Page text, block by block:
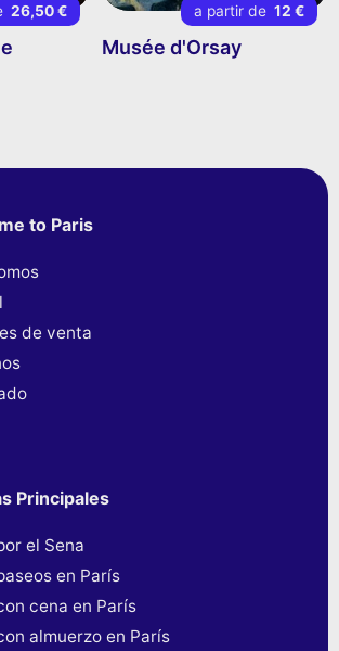
26,50 € a partir de 12 €
Musée d'Orsay
to Paris
de venta
Principales
el Sena
en París
cena en París
almuerzo en París